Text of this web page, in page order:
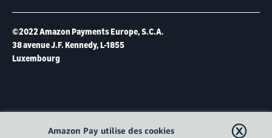
©2022 Amazon Payments Europe, S.C.A.
38 avenue J.F. Kennedy, L-1855
Luxembourg
Amazon Pay utilise des cookies ⓧ